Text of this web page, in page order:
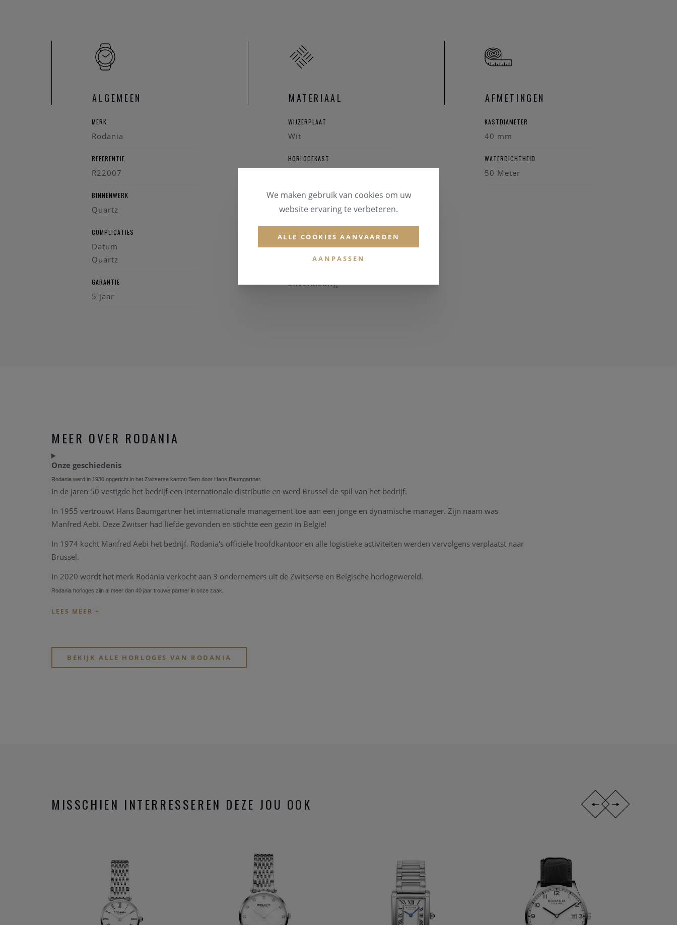
ALGEMEEN
MERK
Rodania
REFERENTIE
R22007
BINNENWERK
Quartz
COMPLICATIES
Datum
Quartz
GARANTIE
5 jaar
MATERIAAL
WIJZERPLAAT
Wit
HORLOGEKAST
GLAS
Saffierglas
Staal
Zilverkleurig
AFMETINGEN
KASTDIAMETER
40 mm
WATERDICHTHEID
50 Meter
MEER OVER RODANIA
Onze geschiedenis
Rodania werd in 1930 opgericht in het Zwitserse kanton Bern door Hans Baumgartner.
In de jaren 50 vestigde het bedrijf een internationale distributie en werd Brussel de spil van het bedrijf.
In 1955 vertrouwt Hans Baumgartner het internationale management toe aan een jonge en dynamische manager. Zijn naam was
Manfred Aebi. Deze Zwitser had liefde gevonden en stichtte een gezin in België!
In 1974 kocht Manfred Aebi het bedrijf. Rodania's officiële hoofdkantoor en alle logistieke activiteiten werden vervolgens verplaatst naar
Brussel.
In 2020 wordt het merk Rodania verkocht aan 3 ondernemers uit de Zwitserse en Belgische horlogewereld.
Rodania horloges zijn al meer dan 40 jaar trouwe partner in onze zaak.
BEKIJK ALLE HORLOGES VAN RODANIA
MISSCHIEN INTERRESSEREN DEZE JOU OOK
We maken gebruik van cookies om uw
website ervaring te verbeteren.
ALLE COOKIES AANVAARDEN
AANPASSEN